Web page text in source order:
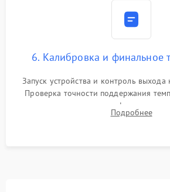
6. Калибровка и финальное
Запуск устройства и контроль
Проверка точности поддержания
климатических зонах шкафа, оценка
влажности и полного отсутствия
Подробнее